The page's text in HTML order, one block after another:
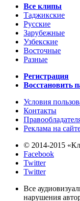
Все клипы
Таджикские
Русские
Зарубежные
Узбекские
Восточные
Разные
Регистрация
Восстановить
Условия
Контакты
Реклама на
© 2014-2015
Facebook
Twitter
Twitter
Все
нарушения